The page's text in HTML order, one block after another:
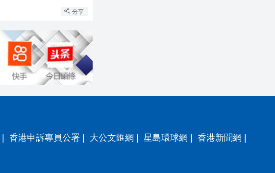
分享
香港申訴專員公署 大公文匯網 星島環球網 香港新聞網